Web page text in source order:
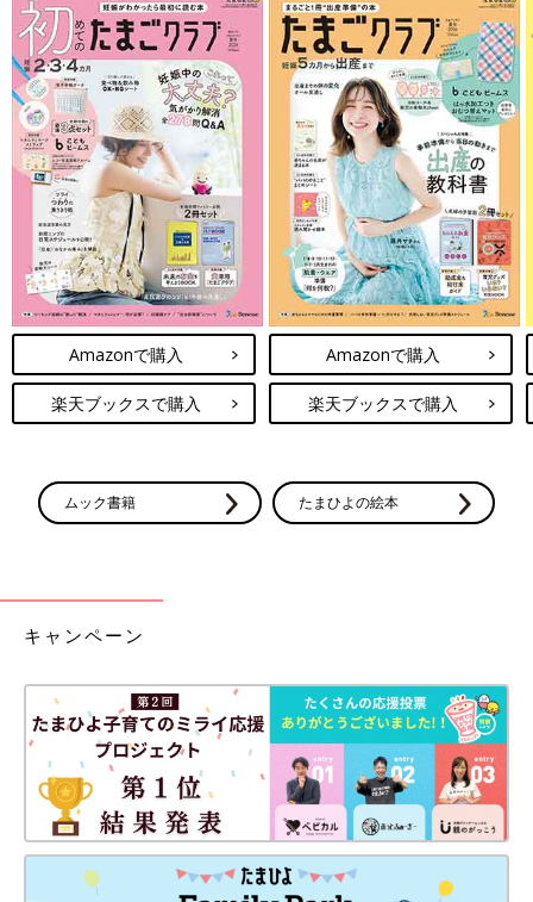
Amazonで購入
楽天ブックスで購入
Amazonで購入
楽天ブックスで購入
ムック書籍 たまひよの絵本
キャンペーン